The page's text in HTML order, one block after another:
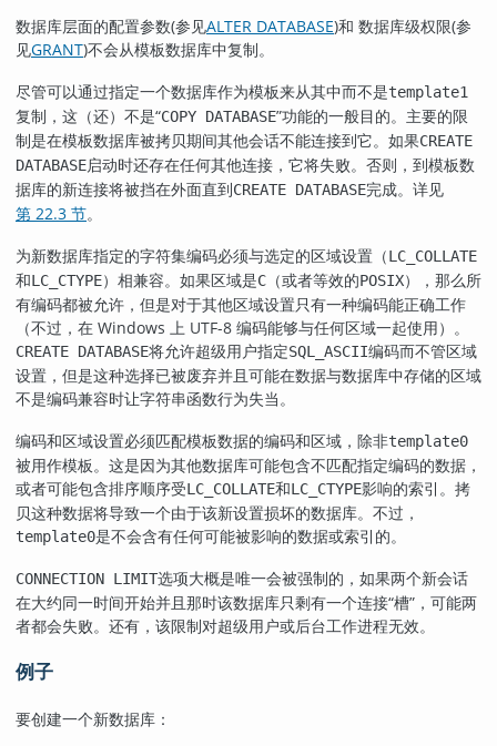
数据库层面的配置参数(参见ALTER DATABASE)和 数据库级权限(参
见GRANT)不会从模板数据库中复制。
尽管可以通过指定一个数据库作为模板来从其中而不是template1
复制，这（还）不是“COPY DATABASE”功能的一般目的。主要的限
制是在模板数据库被拷贝期间其他会话不能连接到它。如果CREATE
DATABASE启动时还存在任何其他连接，它将失败。否则，到模板数
据库的新连接将被挡在外面直到CREATE DATABASE完成。详见
第 22.3 节。
为新数据库指定的字符集编码必须与选定的区域设置（LC_COLLATE
和LC_CTYPE）相兼容。如果区域是C （或者等效的POSIX），那么所
有编码都被允许，但是对于其他区域设置只有一种编码能正确工作
（不过，在 Windows 上 UTF-8 编码能够与任何区域一起使用）。
CREATE DATABASE将允许超级用户指定SQL_ASCII编码而不管区域
设置，但是这种选择已被废弃并且可能在数据与数据库中存储的区域
不是编码兼容时让字符串函数行为失当。
编码和区域设置必须匹配模板数据的编码和区域，除非template0
被用作模板。这是因为其他数据库可能包含不匹配指定编码的数据，
或者可能包含排序顺序受LC_COLLATE和LC_CTYPE影响的索引。拷
贝这种数据将导致一个由于该新设置损坏的数据库。不过，
template0是不会含有任何可能被影响的数据或索引的。
CONNECTION LIMIT选项大概是唯一会被强制的，如果两个新会话
在大约同一时间开始并且那时该数据库只剩有一个连接“槽” ，可能两
者都会失败。还有，该限制对超级用户或后台工作进程无效。
例子
要创建一个新数据库：